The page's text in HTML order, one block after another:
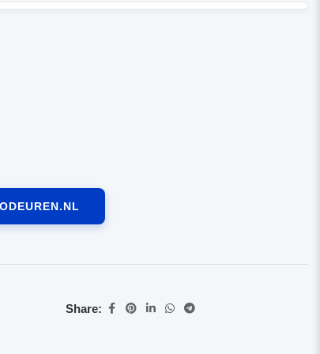
Share: